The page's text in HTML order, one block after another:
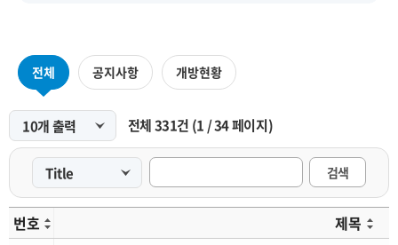
전체 공지사항 개방현황
전체331건 (1 /34페이지)
검색
번호 제목